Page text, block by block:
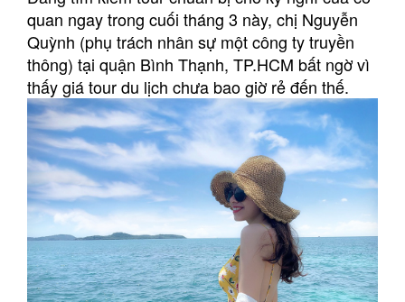
quan ngay trong cuối tháng 3 này, chị Nguyễn
Quỳnh (phụ trách nhân sự một công ty truyền
thông) tại quận Bình Thạnh, TP.HCM bất ngờ vì
thấy giá tour du lịch chưa bao giờ rẻ đến thế.